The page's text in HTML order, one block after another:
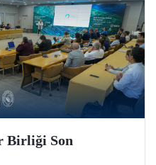
Birliği Son